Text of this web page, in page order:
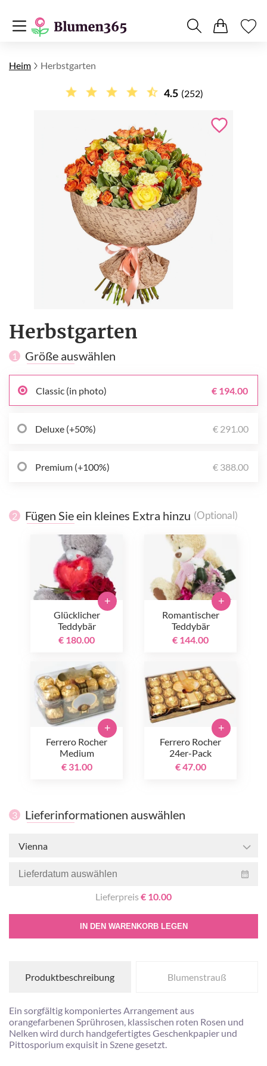
Heim Herbstgarten
4.5 (252)
Herbstgarten
1 Größe auswählen
Classic (in photo) € 194.00
Deluxe (+50%) € 291.00
Premium (+100%) € 388.00
2 Fügen Sie ein kleines Extra hinzu (Optional)
Glücklicher
Teddybär
€ 180.00
+
Romantischer
Teddybär
€ 144.00
+
Ferrero Rocher
Medium
€ 31.00
+
Ferrero Rocher
24er-Pack
€ 47.00
+
3 Lieferinformationen auswählen
Vienna
Lieferpreis € 10.00
IN DEN WARENKORB LEGEN
Produktbeschreibung Blumenstrauß
Ein sorgfältig komponiertes Arrangement aus
orangefarbenen Sprührosen, klassischen roten Rosen und
Nelken wird durch handgefertigtes Geschenkpapier und
Pittosporium exquisit in Szene gesetzt.